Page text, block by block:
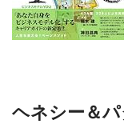
ヘネシー＆